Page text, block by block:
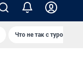
Что не так с туром на